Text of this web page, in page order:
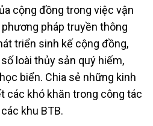
cộng đồng trong việc vận
pháp truyền thông
triển sinh kế cộng đồng,
loài thủy sản quý hiếm,
biển. Chia sẻ những kinh
các khó khăn trong công tác
khu BTB.